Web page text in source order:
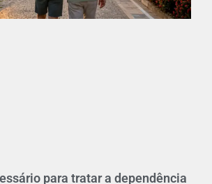
para tratar a dependência